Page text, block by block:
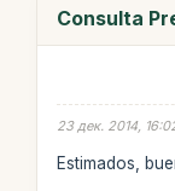
Consulta
23 дек. 2014,
Estimados,